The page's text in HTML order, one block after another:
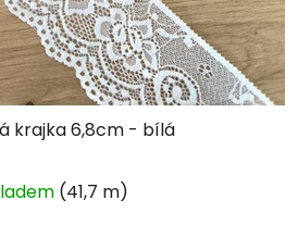
krajka 6,8cm - bílá
(41,7 m)